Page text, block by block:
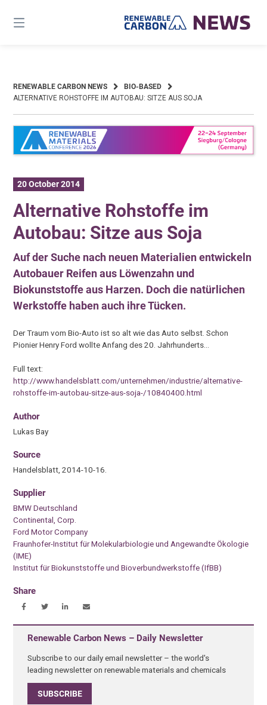
content
RENEWABLE CARBON NEWS
BIO-BASED
ALTERNATIVE ROHSTOFFE IM AUTOBAU: SITZE AUS SOJA
20 October 2014
Alternative Rohstoffe im
Autobau: Sitze aus Soja
Auf der Suche nach neuen Materialien entwickeln
Autobauer Reifen aus Löwenzahn und
Biokunststoffe aus Harzen. Doch die natürlichen
Werkstoffe haben auch ihre Tücken.
Der Traum vom Bio-Auto ist so alt wie das Auto selbst. Schon
Pionier Henry Ford wollte Anfang des 20. Jahrhunderts…
Full text:
http://www.handelsblatt.com/unternehmen/industrie/alternative-
rohstoffe-im-autobau-sitze-aus-soja-/10840400.html
Author
Lukas Bay
Source
Handelsblatt, 2014-10-16.
Supplier
BMW Deutschland
Continental, Corp.
Ford Motor Company
Fraunhofer-Institut für Molekularbiologie und Angewandte Ökologie
(IME)
Institut für Biokunststoffe und Bioverbundwerkstoffe (IfBB)
Share
Renewable Carbon News – Daily Newsletter
Subscribe to our daily email newsletter – the world's
leading newsletter on renewable materials and chemicals
SUBSCRIBE